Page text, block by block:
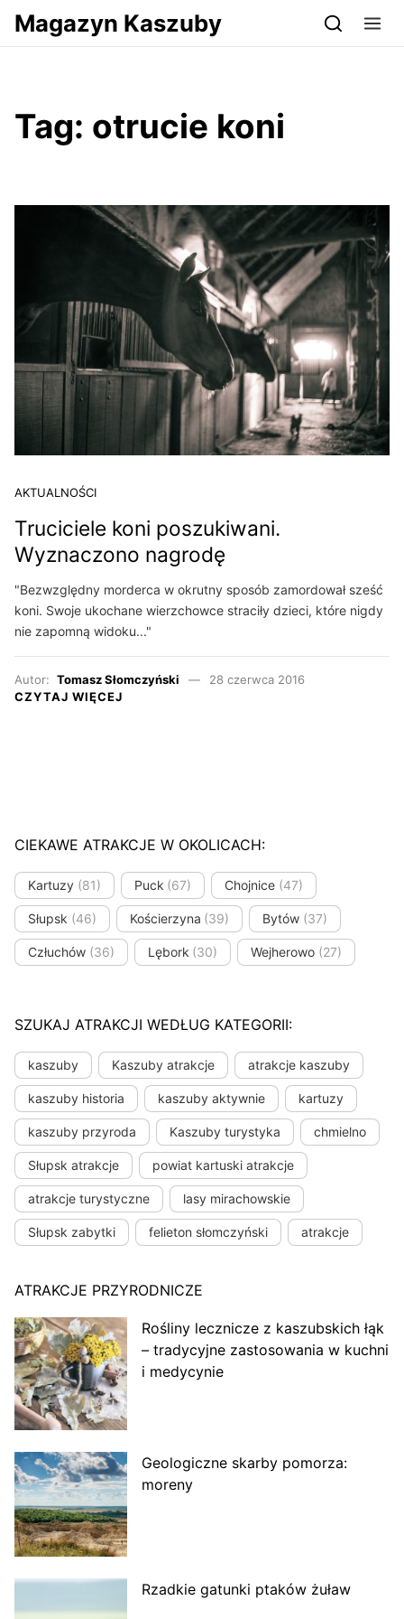
Przejdź do serwisu magazynkaszuby.pl
Magazyn Kaszuby
Tag: otrucie koni
AKTUALNOŚCI
Truciciele koni poszukiwani.
Wyznaczono nagrodę
"Bezwzględny morderca w okrutny sposób zamordował sześć
koni. Swoje ukochane wierzchowce straciły dzieci, które nigdy
nie zapomną widoku..."
Autor: Tomasz Słomczyński
28 czerwca 2016
CZYTAJ WIĘCEJ
CIEKAWE ATRAKCJE W OKOLICACH:
Kartuzy (81) Puck (67) Chojnice (47)
Słupsk (46) Kościerzyna (39) Bytów (37)
Człuchów (36) Lębork (30) Wejherowo (27)
SZUKAJ ATRAKCJI WEDŁUG KATEGORII:
kaszuby Kaszuby atrakcje atrakcje kaszuby
kaszuby historia kaszuby aktywnie kartuzy
kaszuby przyroda Kaszuby turystyka chmielno
Słupsk atrakcje powiat kartuski atrakcje
atrakcje turystyczne lasy mirachowskie
Słupsk zabytki felieton słomczyński atrakcje
ATRAKCJE PRZYRODNICZE
Rośliny lecznicze z kaszubskich łąk
– tradycyjne zastosowania w kuchni
i medycynie
Geologiczne skarby pomorza:
moreny
Rzadkie gatunki ptaków żuław